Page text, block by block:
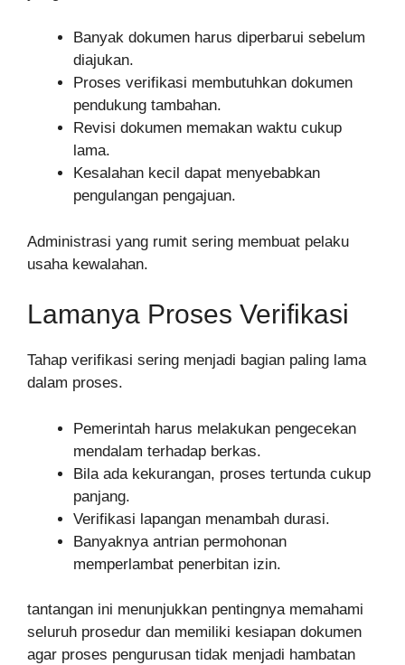
Banyak dokumen harus diperbarui sebelum
diajukan.
Proses verifikasi membutuhkan dokumen
pendukung tambahan.
Revisi dokumen memakan waktu cukup
lama.
Kesalahan kecil dapat menyebabkan
pengulangan pengajuan.
Administrasi yang rumit sering membuat pelaku
usaha kewalahan.
Lamanya Proses Verifikasi
Tahap verifikasi sering menjadi bagian paling lama
dalam proses.
Pemerintah harus melakukan pengecekan
mendalam terhadap berkas.
Bila ada kekurangan, proses tertunda cukup
panjang.
Verifikasi lapangan menambah durasi.
Banyaknya antrian permohonan
memperlambat penerbitan izin.
tantangan ini menunjukkan pentingnya memahami
seluruh prosedur dan memiliki kesiapan dokumen
agar proses pengurusan tidak menjadi hambatan